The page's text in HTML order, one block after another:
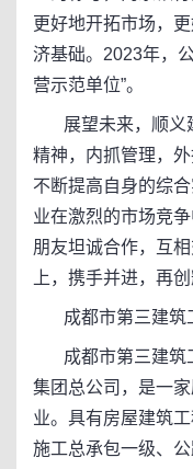
更好地开拓市场，
济基础。2023年，
营示范单位”。
展望未来，顺义
精神，内抓管理，
不断提高自身的综
业在激烈的市场竞
朋友坦诚合作，互
上，携手并进，再创
成都市第三建筑
成都市第三建筑
集团总公司，是一
业。具有房屋建筑
施工总承包一级、